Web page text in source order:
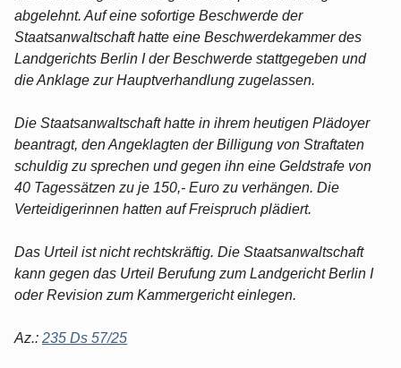
abgelehnt. Auf eine sofortige Beschwerde der
Staatsanwaltschaft hatte eine Beschwerdekammer des
Landgerichts Berlin I der Beschwerde stattgegeben und
die Anklage zur Hauptverhandlung zugelassen.
Die Staatsanwaltschaft hatte in ihrem heutigen Plädoyer
beantragt, den Angeklagten der Billigung von Straftaten
schuldig zu sprechen und gegen ihn eine Geldstrafe von
40 Tagessätzen zu je 150,- Euro zu verhängen. Die
Verteidigerinnen hatten auf Freispruch plädiert.
Das Urteil ist nicht rechtskräftig. Die Staatsanwaltschaft
kann gegen das Urteil Berufung zum Landgericht Berlin I
oder Revision zum Kammergericht einlegen.
Az.: 235 Ds 57/25